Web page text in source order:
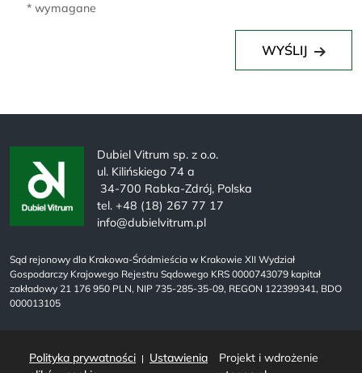
* wymagane
WYŚLIJ
Dubiel Vitrum sp. z o.o.
ul. Kilińskiego 74 a
34-700 Rabka-Zdrój, Polska
tel. +48 (18) 267 77 17
info@dubielvitrum.pl
Sąd rejonowy dla Krakowa-Śródmieścia w Krakowie XII Wydział
Gospodarczy Krajowego Rejestru Sądowego KRS 0000743079 kapitał
zakładowy 21 176 950 PLN, NIP 735-285-35-09, REGON 122399341, BDO
000013105
Polityka prywatności
Ustawienia
Projekt i wdrożenie